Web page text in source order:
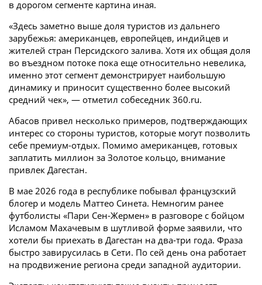
в дорогом сегменте картина иная.
«Здесь заметно выше доля туристов из дальнего
зарубежья: американцев, европейцев, индийцев и
жителей стран Персидского залива. Хотя их общая доля
во въездном потоке пока еще относительно невелика,
именно этот сегмент демонстрирует наибольшую
динамику и приносит существенно более высокий
средний чек», — отметил собеседник 360.ru.
Абасов привел несколько примеров, подтверждающих
интерес со стороны туристов, которые могут позволить
себе премиум-отдых. Помимо американцев, готовых
заплатить миллион за Золотое кольцо, внимание
привлек Дагестан.
В мае 2026 года в республике побывал французский
блогер и модель Маттео Синета. Немногим ранее
футболисты «Пари Сен-Жермен» в разговоре с бойцом
Исламом Махачевым в шутливой форме заявили, что
хотели бы приехать в Дагестан на два-три года. Фраза
быстро завирусилась в Сети. По сей день она работает
на продвижение региона среди западной аудитории.